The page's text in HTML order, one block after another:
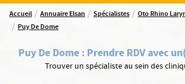
Accueil / Annuaire Elsan / Spécialistes / Oto Rhino
/ Puy De Dome
Puy De Dome : Prendre RDV avec
Trouver un spécialiste au sein des